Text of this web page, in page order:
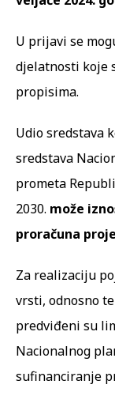
U prijavi se
djelatnosti koje
propisima.
Udio sredstava
sredstava
prometa
2030. može
proračuna
Za realizaciju
vrsti, odnosno
predviđeni su
Nacionalnog
sufinanciranje